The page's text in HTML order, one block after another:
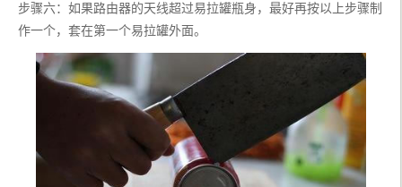
步骤六：如果路由器的天线超过易拉罐瓶身，最好再按以上步骤制
作一个，套在第一个易拉罐外面。